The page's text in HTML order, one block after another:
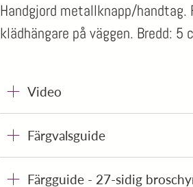
Handgjord metallknapp/
klädhängare på väggen. Bredd: 5
Video
Färgvalsguide
Färgguide - 27-sidig